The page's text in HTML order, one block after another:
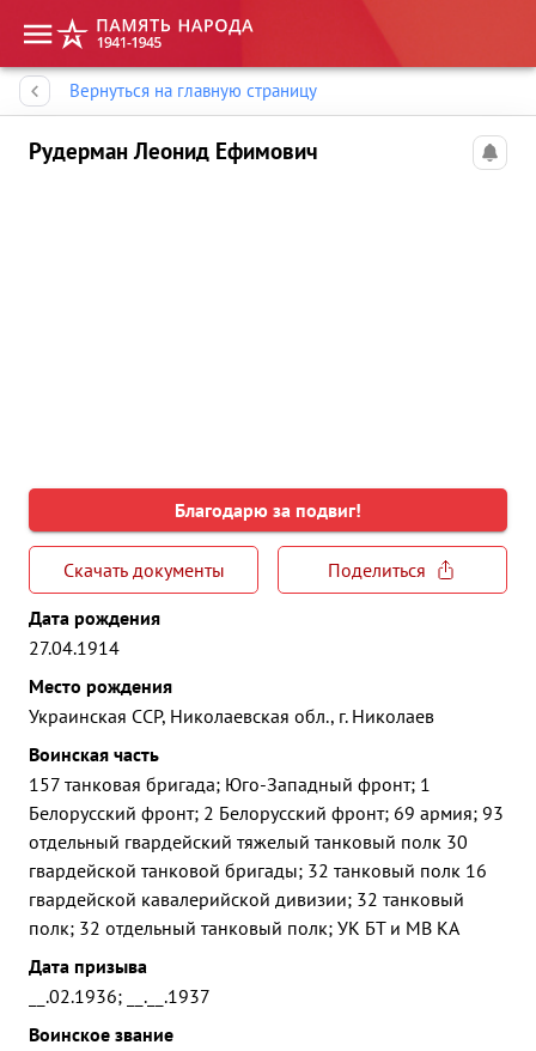
Вернуться на главную страницу
Рудерман Леонид Ефимович
Благодарю за подвиг!
Скачать документы
Поделиться
Дата рождения
27.04.1914
Место рождения
Украинская ССР, Николаевская обл., г. Николаев
Воинская часть
157 танковая бригада; Юго-Западный фронт; 1
Белорусский фронт; 2 Белорусский фронт; 69 армия; 93
отдельный гвардейский тяжелый танковый полк 30
гвардейской танковой бригады; 32 танковый полк 16
гвардейской кавалерийской дивизии; 32 танковый
полк; 32 отдельный танковый полк; УК БТ и МВ КА
Дата призыва
__.02.1936; __.__.1937
Воинское звание
Память народа